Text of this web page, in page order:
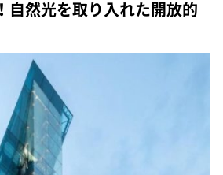
自然光を取り入れた開放的